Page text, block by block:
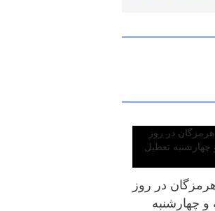
در روز
چهارشنبه